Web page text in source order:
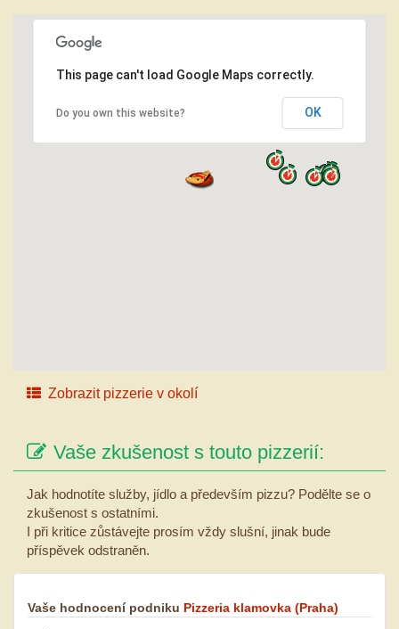
This page can't load Google Maps correctly.
Do you own this website? OK
Zobrazit pizzerie v okolí
Vaše zkušenost s touto pizzerií:
Jak hodnotíte služby, jídlo a především pizzu? Podělte se o
zkušenost s ostatními.
I při kritice zůstávejte prosím vždy slušní, jinak bude
příspěvek odstraněn.
Vaše hodnocení podniku Pizzeria klamovka (Praha)